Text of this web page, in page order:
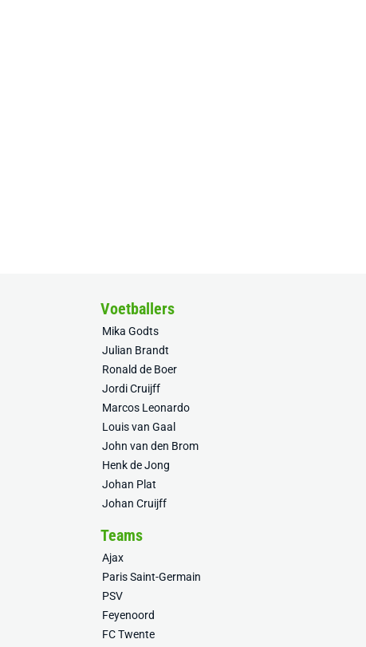
Voetballers
Mika Godts
Julian Brandt
Ronald de Boer
Jordi Cruijff
Marcos Leonardo
Louis van Gaal
John van den Brom
Henk de Jong
Johan Plat
Johan Cruijff
Teams
Ajax
Paris Saint-Germain
PSV
Feyenoord
FC Twente